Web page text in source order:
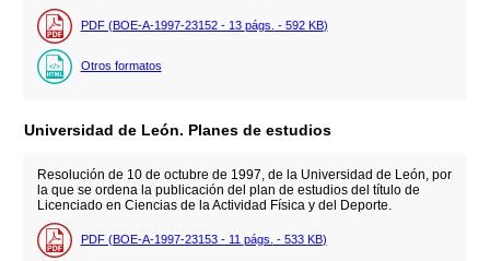
PDF (BOE-A-1997-23152 - 13 págs. - 592 KB)
Otros formatos
Universidad de León. Planes de estudios
Resolución de 10 de octubre de 1997, de la Universidad de León, por
la que se ordena la publicación del plan de estudios del título de
Licenciado en Ciencias de la Actividad Física y del Deporte.
PDF (BOE-A-1997-23153 - 11 págs. - 533 KB)